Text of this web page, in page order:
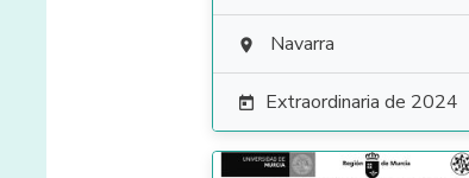
 Navarra
 Extraordinaria de 2024